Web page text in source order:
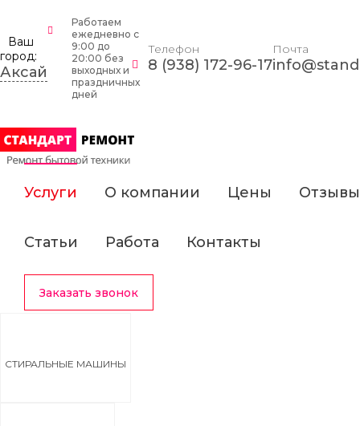
Ваш
город:
Аксай
Работаем
ежедневно c
9:00 до
20:00 без
выходных и
праздничных
дней
Телефон
8 (938) 172-96-17
Почта
Услуги О компании Цены Отзывы
Статьи Работа Контакты
Заказать звонок
СТИРАЛЬНЫЕ МАШИНЫ